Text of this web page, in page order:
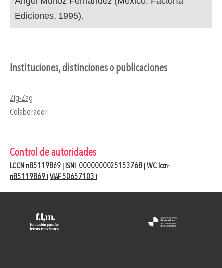
Ediciones, 1995).
Instituciones, distinciones o publicaciones
Zig-Zag
Colaborador
Control de autoridades
LCCN n85119869 ISNI 0000000025153768 WC lccn-
n85119869 VIAF 50657103